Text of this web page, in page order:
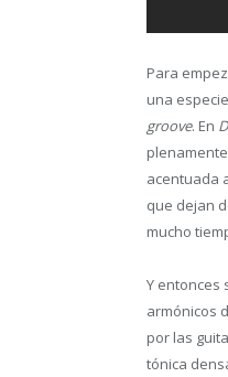
Para
una
groove. En
acentuada
que dejan
mucho
Y entonces
armónicos
por las
tónica